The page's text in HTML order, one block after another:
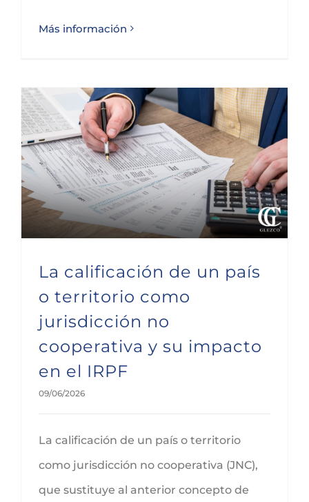
Más información
La calificación de un país
o territorio como
jurisdicción no
cooperativa y su impacto
en el IRPF
09/06/2026
La calificación de un país o territorio
como jurisdicción no cooperativa (JNC),
que sustituye al anterior concepto de